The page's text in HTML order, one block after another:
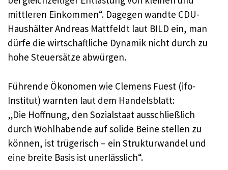
mittleren Einkommen“. Dagegen wandte CDU-
Haushälter Andreas Mattfeldt laut BILD ein, man
dürfe die wirtschaftliche Dynamik nicht durch zu
hohe Steuersätze abwürgen.
Führende Ökonomen wie Clemens Fuest (ifo-
Institut) warnten laut dem Handelsblatt:
„Die Hoffnung, den Sozialstaat ausschließlich
durch Wohlhabende auf solide Beine stellen zu
können, ist trügerisch – ein Strukturwandel und
eine breite Basis ist unerlässlich“.